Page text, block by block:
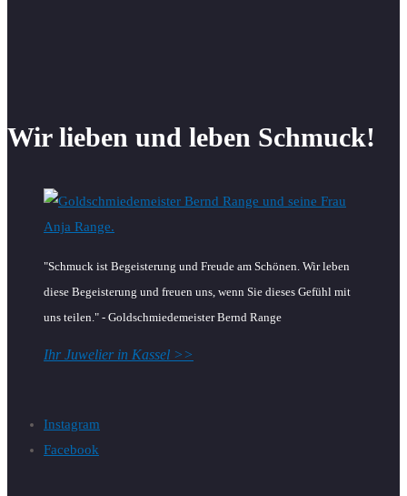
Wir lieben und leben Schmuck!
"Schmuck ist Begeisterung und Freude am Schönen. Wir leben
diese Begeisterung und freuen uns, wenn Sie dieses Gefühl mit
uns teilen." - Goldschmiedemeister Bernd Range
Ihr Juwelier in Kassel >>
Instagram
Facebook